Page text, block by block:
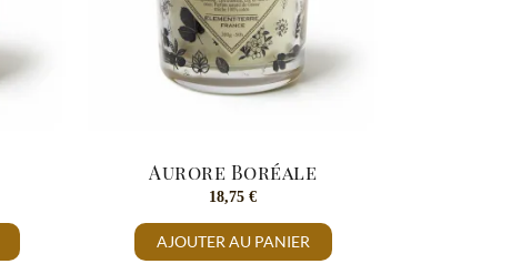
Aurore Boréale
18,75 €
AJOUTER AU PANIER